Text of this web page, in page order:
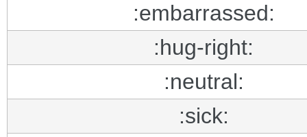
:embarrassed:
:hug-right:
:neutral:
:sick: